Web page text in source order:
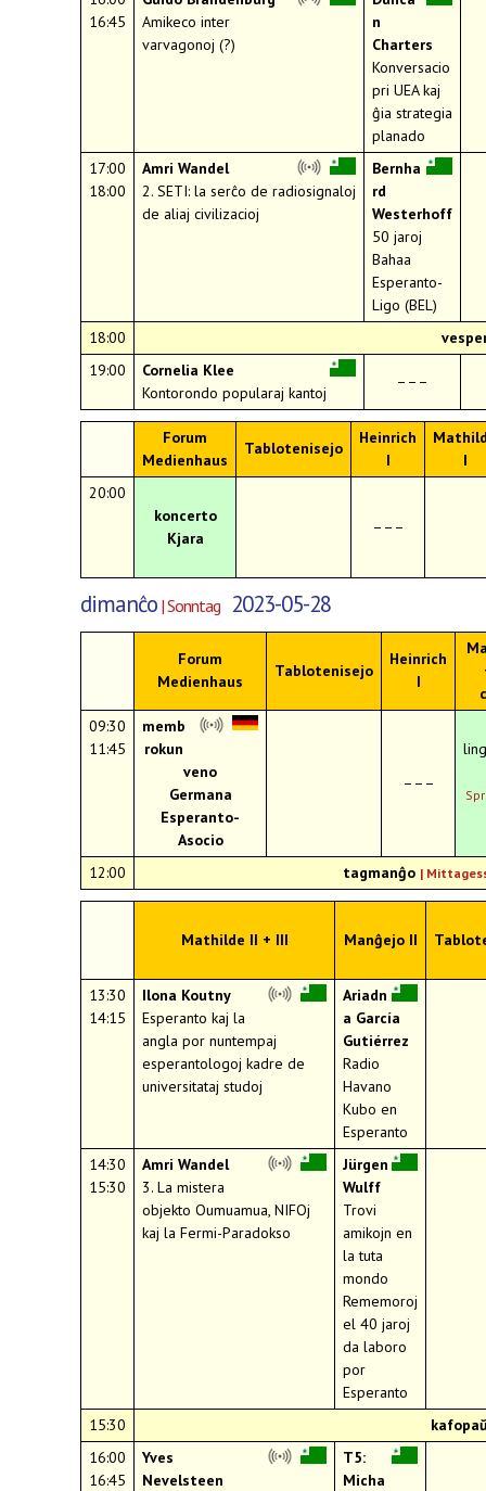
16:45
Amikeco inter
varvagonoj (?)
n
Charters
Konversacio
pri UEA kaj
ĝia strategia
planado
17:00
18:00
Amri Wandel
2. SETI: la serĉo de radiosignaloj
de aliaj civilizacioj
Bernha
rd
Westerhoff
50 jaroj
Bahaa
Esperanto-
Ligo (BEL)
18:00
19:00
Cornelia Klee
Kontorondo popularaj kantoj
–––
Forum
Medienhaus
Tablotenisejo
Heinrich
I
I
20:00
koncerto
Kjara
–––
dimanĉo | Sonntag 2023-05-28
Forum
Medienhaus
Tablotenisejo
Heinrich
I
09:30
11:45
memb
rokun
veno
Germana
Esperanto-
Asocio
–––
12:00 tagmanĝo |
Mathilde II + III Manĝejo II
13:30
14:15
Ilona Koutny
Esperanto kaj la
angla por nuntempaj
esperantologoj kadre de
universitataj studoj
Ariadn
a García
Gutiérrez
Radio
Havano
Kubo en
Esperanto
14:30
15:30
Amri Wandel
3. La mistera
objekto Oumuamua, NIFOj
kaj la Fermi-Paradokso
Jürgen
Wulff
Trovi
amikojn en
la tuta
mondo
Rememoroj
el 40 jaroj
da laboro
por
Esperanto
15:30
16:00
16:45
Yves
Nevelsteen
T5:
Micha